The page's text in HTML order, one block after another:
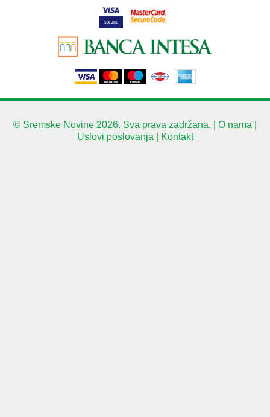
© Sremske Novine 2026. Sva prava zadržana. | O nama
Uslovi poslovanja
Kontakt